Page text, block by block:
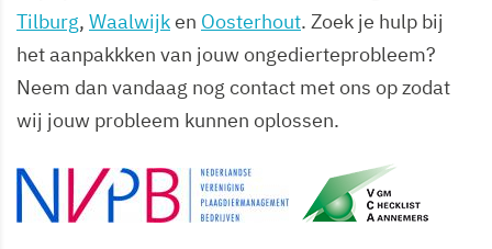
Tilburg, Waalwijken Oosterhout. Zoek je hulp bij
het aanpakkken van jouw ongedierteprobleem?
Neem dan vandaag nog contact met ons op zodat
wij jouw probleem kunnen oplossen.